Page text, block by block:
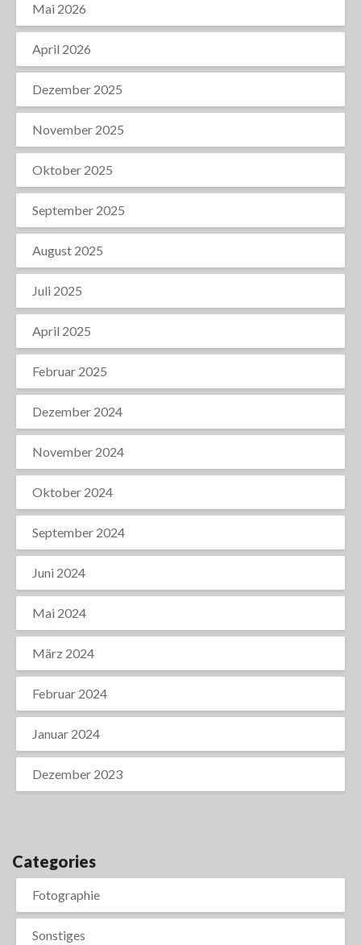
Mai 2026
April 2026
Dezember 2025
November 2025
Oktober 2025
September 2025
August 2025
Juli 2025
April 2025
Februar 2025
Dezember 2024
November 2024
Oktober 2024
September 2024
Juni 2024
Mai 2024
März 2024
Februar 2024
Januar 2024
Dezember 2023
Categories
Fotographie
Sonstiges